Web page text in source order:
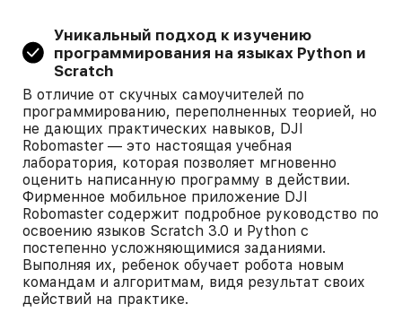
Уникальный подход к изучению
программирования на языках Python и
Scratch
В отличие от скучных самоучителей по
программированию, переполненных теорией, но
не дающих практических навыков, DJI
Robomaster — это настоящая учебная
лаборатория, которая позволяет мгновенно
оценить написанную программу в действии.
Фирменное мобильное приложение DJI
Robomaster содержит подробное руководство по
освоению языков Scratch 3.0 и Python с
постепенно усложняющимися заданиями.
Выполняя их, ребенок обучает робота новым
командам и алгоритмам, видя результат своих
действий на практике.